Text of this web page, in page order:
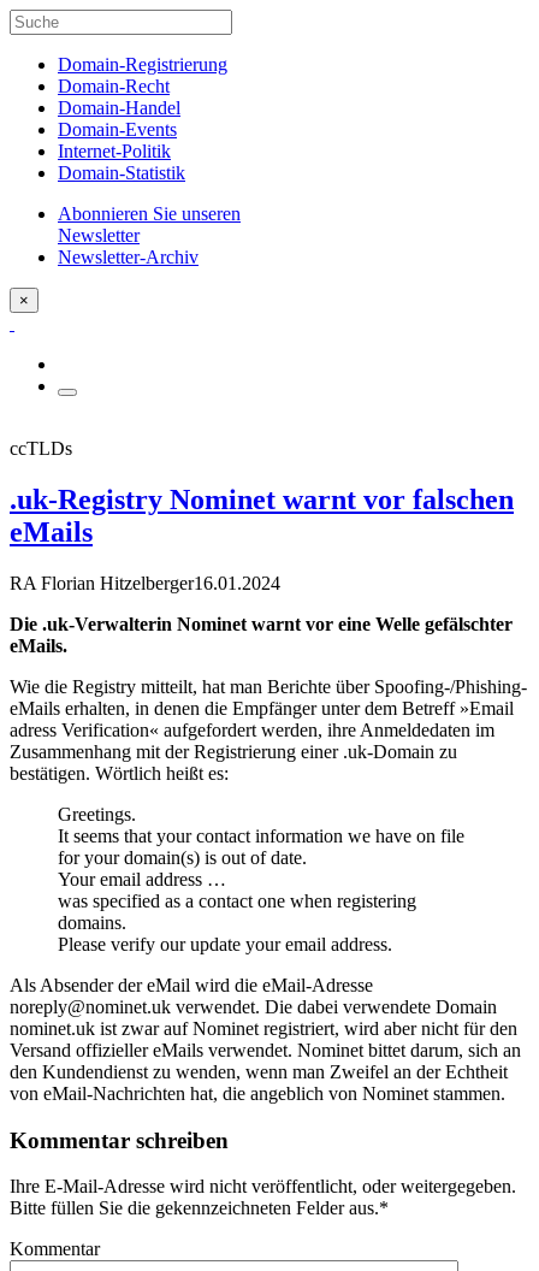
Domain-Registrierung
Domain-Recht
Domain-Handel
Domain-Events
Internet-Politik
Domain-Statistik
Abonnieren Sie unseren
Newsletter
Newsletter-Archiv
×
ccTLDs
.uk-Registry Nominet warnt vor falschen
eMails
RA Florian Hitzelberger16.01.2024
Die .uk-Verwalterin Nominet warnt vor eine Welle gefälschter
eMails.
Wie die Registry mitteilt, hat man Berichte über Spoofing-/Phishing-
eMails erhalten, in denen die Empfänger unter dem Betreff »Email
adress Verification« aufgefordert werden, ihre Anmeldedaten im
Zusammenhang mit der Registrierung einer .uk-Domain zu
bestätigen. Wörtlich heißt es:
Greetings.
It seems that your contact information we have on file
for your domain(s) is out of date.
Your email address …
was specified as a contact one when registering
domains.
Please verify our update your email address.
Als Absender der eMail wird die eMail-Adresse
noreply@nominet.uk verwendet. Die dabei verwendete Domain
nominet.uk ist zwar auf Nominet registriert, wird aber nicht für den
Versand offizieller eMails verwendet. Nominet bittet darum, sich an
den Kundendienst zu wenden, wenn man Zweifel an der Echtheit
von eMail-Nachrichten hat, die angeblich von Nominet stammen.
Kommentar schreiben
Ihre E-Mail-Adresse wird nicht veröffentlicht, oder weitergegeben.
Bitte füllen Sie die gekennzeichneten Felder aus.*
Kommentar